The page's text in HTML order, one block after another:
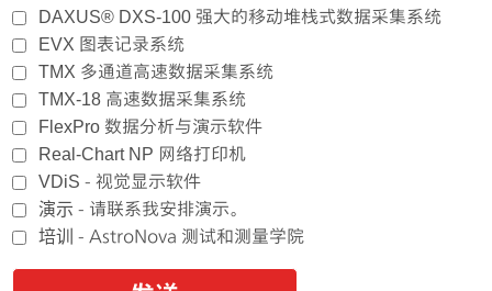
DAXUS® DXS-100 强大的移动堆栈式数据采集系统
EVX 图表记录系统
TMX 多通道高速数据采集系统
TMX-18 高速数据采集系统
FlexPro 数据分析与演示软件
Real-Chart NP 网络打印机
VDiS - 视觉显示软件
演示 - 请联系我安排演示。
培训 - AstroNova 测试和测量学院